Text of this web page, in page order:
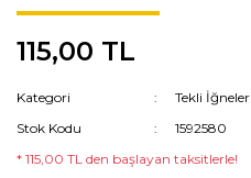
115,00 TL
Kategori
Tekli İğneler
Stok Kodu
1592580
* 115,00 TL den başlayan taksitlerle!